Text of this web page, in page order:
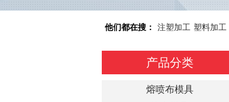
他们都在搜： 注塑加工 塑料加工
产品分类
熔喷布模具